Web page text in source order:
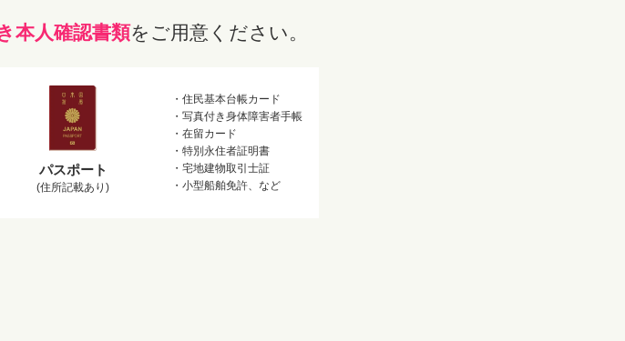
本人確認書類をご用意ください。
パスポート
(住所記載あり)
・住民基本台帳カード
・写真付き身体障害者手帳
・在留カード
・特別永住者証明書
・宅地建物取引士証
・小型船舶免許、など